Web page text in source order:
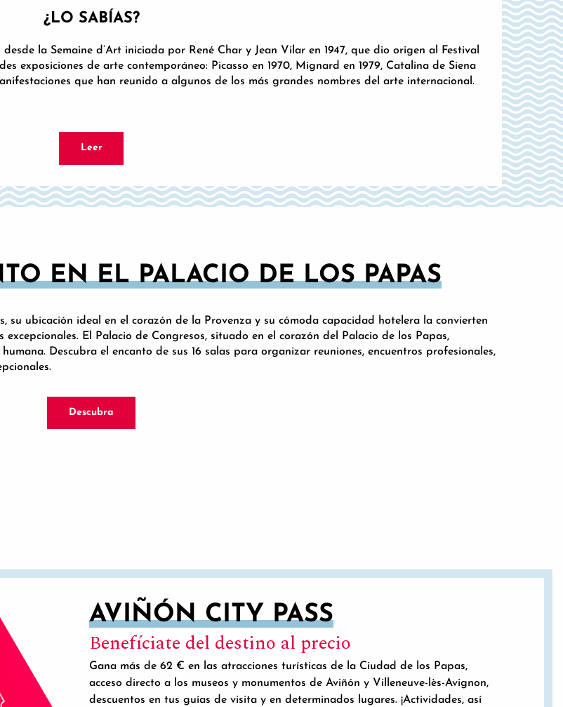
¿LO SABÍAS?
la Semaine d’Art iniciada por René Char y Jean Vilar en 1947, que dio origen al Festival
exposiciones de arte contemporáneo: Picasso en 1970, Mignard en 1979, Catalina de Siena
que han reunido a algunos de los más grandes nombres del arte internacional.
Leer
EN EL PALACIO DE LOS PAPAS
ubicación ideal en el corazón de la Provenza y su cómoda capacidad hotelera la convierten
El Palacio de Congresos, situado en el corazón del Palacio de los Papas,
Descubra el encanto de sus 16 salas para organizar reuniones, encuentros profesionales,
Descubra
AVIÑÓN CITY PASS
Benefíciate del destino al precio
Gana más de 62 € en las atracciones turísticas de la Ciudad de los Papas,
acceso directo a los museos y monumentos de Aviñón y Villeneuve-lès-Avignon,
descuentos en tus guías de visita y en determinados lugares. ¡Actividades, así